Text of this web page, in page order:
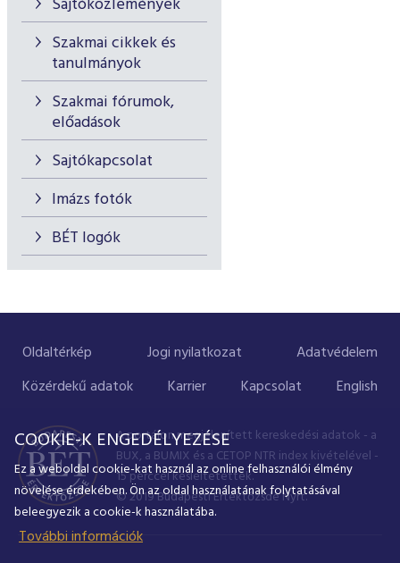
Szakmai cikkek és
tanulmányok
Szakmai fórumok,
előadások
Sajtókapcsolat
Imázs fotók
BÉT logók
Oldaltérkép Jogi nyilatkozat
Adatvédelem
Közérdekű adatok
Karrier Kapcsolat English
A portálon megjelenített kereskedési adatok - a
BUX, a BUMIX és a CETOP NTR index kivételével -
15 perccel késleltetettek.
© 2019 Budapesti Értéktőzsde Nyrt.
COOKIE-K ENGEDÉLYEZÉSE
Ez a weboldal cookie-kat használ az online felhasználói élmény
növelése érdekében. Ön az oldal használatának folytatásával
beleegyezik a cookie-k használatába.
További információk